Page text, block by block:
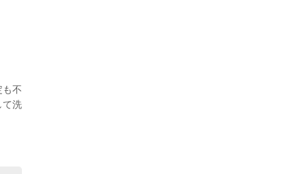
も不
て洗